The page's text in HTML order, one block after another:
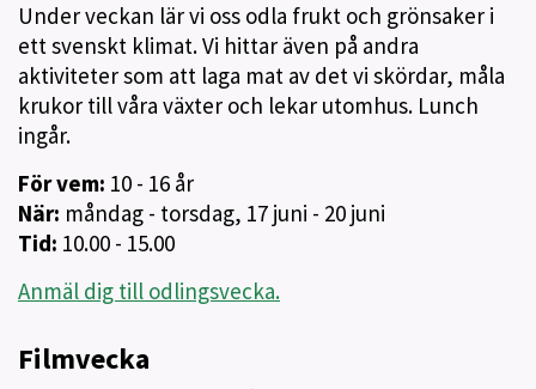
Under veckan lär vi oss odla frukt och grönsaker i
ett svenskt klimat. Vi hittar även på andra
aktiviteter som att laga mat av det vi skördar, måla
krukor till våra växter och lekar utomhus. Lunch
ingår.
För vem: 10 - 16 år
När: måndag - torsdag, 17 juni - 20 juni
Tid: 10.00 - 15.00
Anmäl dig till odlingsvecka.
Filmvecka